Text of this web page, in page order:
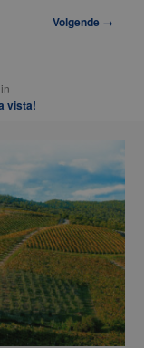
Volgende →
in
vista!